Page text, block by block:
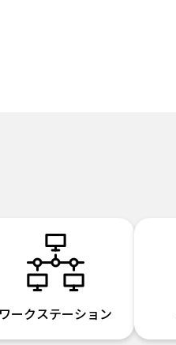
ワークステーション